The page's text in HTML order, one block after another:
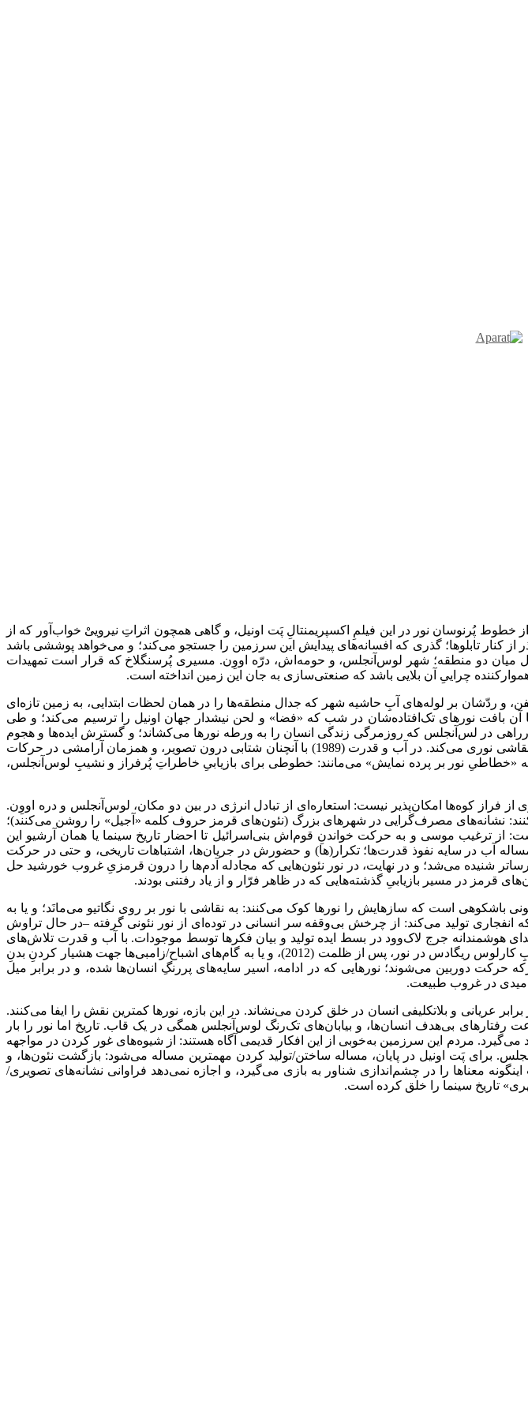
پُرنوسان نور در این فیلمِ اکسپریمنتالِ پَت اونیل، و گاهی همچون اثراتِ نیروییْ خواب‌آور که از
کنار تابلوها؛ گذری که افسانه‌های پیدایش این سرزمین را جستجو می‌کند؛ و می‌خواهد پوششی باشد
میان دو منطقه؛ شهر لوس‌آنجلس، و حومه‌اش، درّه اووِن. مسیری پُرسنگلاخ که قرار است تمهیدات
چراییِ آن بلایی باشد که صنعتی‌سازی به جان این زمین انداخته است.
و ردّشان بر لوله‌های آبِ حاشیه شهر که جدال منطقه‌ها را در همان لحظات ابتدایی، به زمین تازه‌ای
بافت نورهای تک‌افتاده‌شان در شب که «فضا» و لحن نیشدار جهان اونیل را ترسیم می‌کند؛ و طی
در لس‌آنجلس که روزمرگی زندگی انسان را به ورطه نورها می‌کشاند؛ و گسترش ایده‌ها و هجوم
به درون شهر در خطوط نوریِ بزرگ و درهم ریخته‌ای که دیوار کشیده مغازه‌ای به‌نام «خط مستقیم» را نقاشی نوری می‌کند. در آب و قدرت (1989) با آنچنان شتابی درون تصویر، و همزمان آرامشی در حرکات
«خطاطیِ نور بر پرده نمایش» می‌مانند: خطوطی برای بازیابیِ خاطراتِ پُرفراز و نشیبِ لوس‌آنجلس،
فراز کوه‌ها امکان‌پذیر نیست: استعاره‌ای از تبادل انرژی در بین دو مکان‌، لوس‌آنجلس و دره اووِن.
نشانه‌های مصرف‌گرایی در شهرهای بزرگ (نئون‌های قرمز حروف کلمه «آجیل» را روشن می‌کنند)؛
از ترغیب موسی و به حرکت خواندنِ قوم‌اش بنی‌اسرائیل تا احضار تاریخ سینما یا همان آرشیو این
آب در سایه نفوذ قدرت‌ها؛ تکرار(ها) و حضورش در جریان‌ها، اشتباهات تاریخی، و حتی در حرکت
شنیده می‌شد؛ و در نهایت، در نور نئون‌هایی که مجادله آدم‌ها را درون قرمزیِ غروب خورشید حل
قرمز در مسیر بازیابیِ گذشته‌هایی که در ظاهر فرّار و از یاد رفتنی بودند.
سمفونی باشکوهی است که سازهایش را نورها کوک می‌کنند: به نقاشی با نور بر روی نگاتیو می‌مانَد؛ و یا به
تولید می‌کند: از چرخش بی‌وقفه سر انسانی در توده‌ای از نور نئونی گرفته –در حال تراوش
هوشمندانه جرج لاک‌وود در بسط ایده تولید و بیان فکرها توسط موجودات. با آب و قدرت تلاش‌های
سال‌های آتیِ سینما را راحت‌تر و بهتر می‌توان هضم و باور کرد: باور به چگونگیِ حضور موجود نوریِ عجیبِ کارلوس ریگادس در نور، پس از ظلمت (2012)، و یا به گام‌های اشباح/زامبی‌ها جهت هشیار کردنِ بدنِ
لینج تویین پیکس (2017). در اینجا نورها موتور محرکه حرکت دوربین می‌شوند؛ نورهایی که در ادامه، اسیر سایه‌های پررنگِ انسان‌ها شده، و در برابر میل
در غروب طبیعت.
عریانی و بلاتکلیفی انسان در خلق کردن می‌نشاند. در این بازه، نورها کمترین نقش را ایفا می‌کنند.
رفتارهای بی‌هدف انسان‌ها، و بیابان‌های تک‌رنگ لوس‌آنجلس همگی در یک قاب. تاریخ اما نور را بار
مردم این سرزمین به‌خوبی از این افکار قدیمی آگاه هستند: از شیوه‌های غور کردن در مواجهه
برای پَت اونیل در پایان، مساله ساختن/تولید کردن مهمترین مساله می‌شود: بازگشت نئون‌ها، و
معناها را در چشم‌اندازی شناور به بازی می‌گیرد، و اجازه‌ نمی‌دهد فراوانی نشانه‌های تصویری/
تاریخ سینما را خلق کرده است.